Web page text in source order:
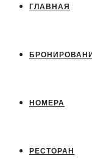
ГЛАВНАЯ
НОМЕРА
РЕСТОРАН